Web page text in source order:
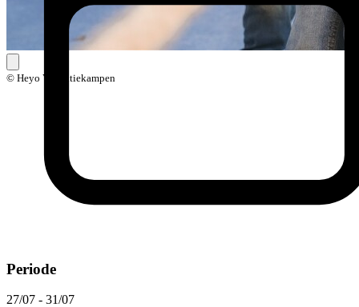
© Heyo Vakantiekampen
Periode
27/07 - 31/07